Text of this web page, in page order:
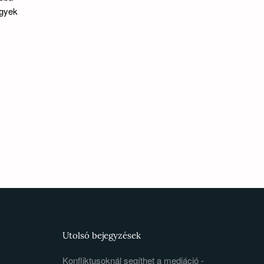
Utolsó bejegyzések
Konfliktusoknál segíthet a mediáció -